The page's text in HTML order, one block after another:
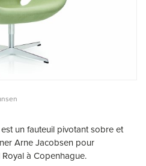
un fauteuil pivotant sobre et
Arne Jacobsen pour
à Copenhague.